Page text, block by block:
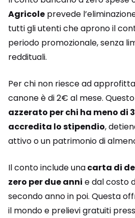
Agricole prevede
tutti gli utenti che aprono il
periodo promozionale, senza
reddituali.
Per chi non riesce ad
canone è di 2€ al mese.
azzerato per chi ha meno di
accredita lo stipendio,
attivo o un patrimonio di
Il conto include unacarta di
zero per due anni e dal costo
secondo anno in poi. Questa
il mondo e prelievi gratuiti